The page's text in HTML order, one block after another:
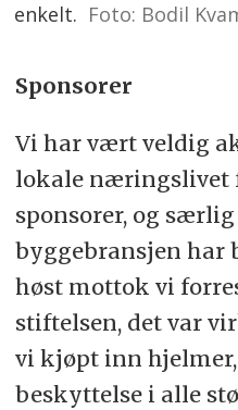
enkelt. Foto: Bodil
Sponsorer
Vi har vært veldig
lokale næringslivet
sponsorer, og
byggebransjen har
høst mottok vi
stiftelsen, det var
vi kjøpt inn
beskyttelse i alle